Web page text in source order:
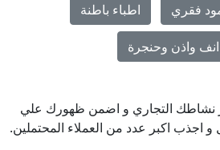
فقري اطباء باطنة
انف واذن وحنجرة
نشاطك التجاري و اضمن ظهورك علي
اجذب اكبر عدد من العملاء المحتملين.